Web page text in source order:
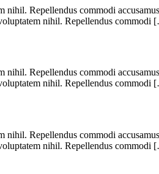
Repellendus commodi
nihil. Repellendus commodi
Repellendus commodi
nihil. Repellendus commodi
Repellendus commodi
nihil. Repellendus commodi